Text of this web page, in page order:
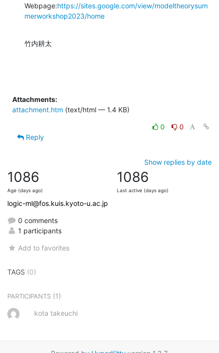
Webpage:https://sites.google.com/view/modeltheorysum
merworkshop2023/home
竹内耕太
Attachments:
attachment.htm (text/html — 1.4 KB)
0
0
Reply
Show replies by date
1086
Age (days ago)
1086
Last active (days ago)
logic-ml@fos.kuis.kyoto-u.ac.jp
0 comments
1 participants
Add to favorites
TAGS (0)
PARTICIPANTS (1)
kota takeuchi